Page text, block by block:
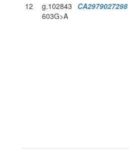
12
g.102843
603G>A
CA2979027298